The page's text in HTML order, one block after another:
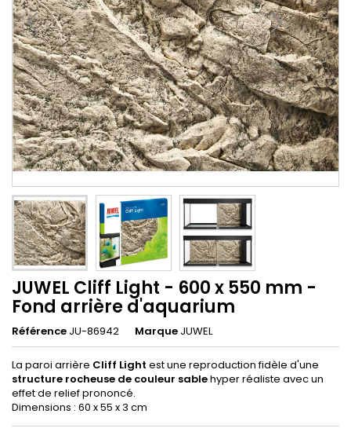
JUWEL Cliff Light - 600 x 550 mm -
Fond arrière d'aquarium
Référence JU-86942 Marque JUWEL
La paroi arrière Cliff Light est une reproduction fidèle d'une
structure rocheuse de couleur sablehyper réaliste avec un
effet de relief prononcé.
Dimensions : 60 x 55 x 3 cm